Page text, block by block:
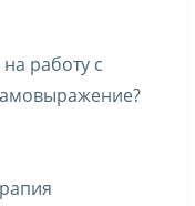
работу с